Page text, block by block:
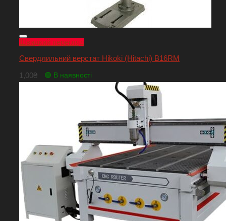
Швидкий перегляд
Свердлильний верстат Hikoki (Hitachi) B16RM
1,00₴ 🟢 В наявності